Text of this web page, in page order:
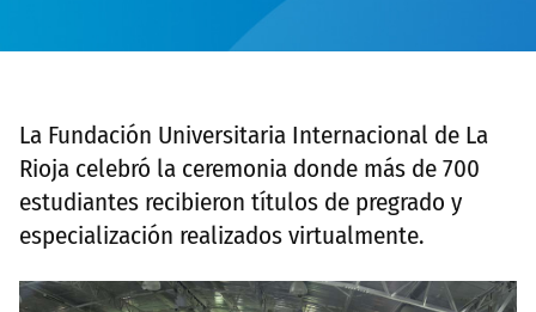
La Fundación Universitaria Internacional de La
Rioja celebró la ceremonia donde más de 700
estudiantes recibieron títulos de pregrado y
especialización realizados virtualmente.